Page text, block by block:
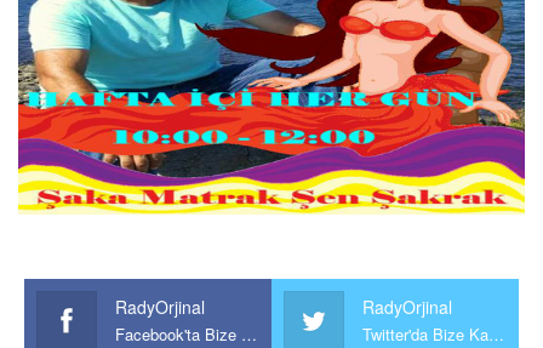
RadyOrjinal
Facebook'ta Bize Katılın
RadyOrjinal
Twitter'da Bize Katılın